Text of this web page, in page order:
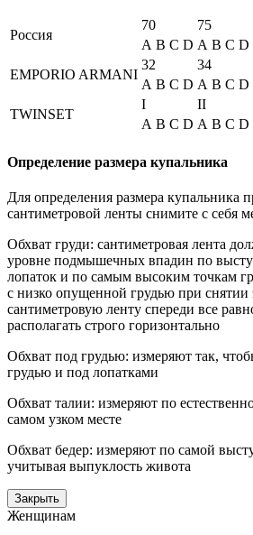
Россия
70 75
A B C D A B C D
EMPORIO ARMANI
32 34
A B C D A B C D
TWINSET
I II
A B C D A B C D
Определение размера купальника
Для определения размера купальника
сантиметровой ленты снимите с себя
Обхват груди: сантиметровая лента
уровне подмышечных впадин по
лопаток и по самым высоким точкам
с низко опущенной грудью при снятии
сантиметровую ленту спереди все
располагать строго горизонтально
Обхват под грудью: измеряют так,
грудью и под лопатками
Обхват талии: измеряют по
самом узком месте
Обхват бедер: измеряют по самой
учитывая выпуклость живота
Закрыть
Женщинам